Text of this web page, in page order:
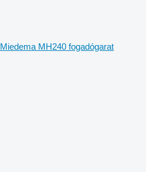
Miedema MH240 fogadógarat